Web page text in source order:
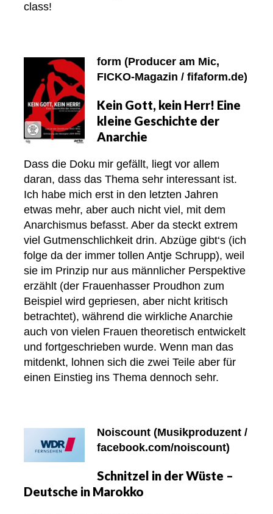
class!
form (Producer am Mic,
FICKO-Magazin / fifaform.de)
Kein Gott, kein Herr! Eine
kleine Geschichte der
Anarchie
Dass die Doku mir gefällt, liegt vor allem
daran, dass das Thema sehr interessant ist.
Ich habe mich erst in den letzten Jahren
etwas mehr, aber auch nicht viel, mit dem
Anarchismus befasst. Aber da steckt extrem
viel Gutmenschlichkeit drin. Abzüge gibt‘s (ich
folge da der immer tollen Antje Schrupp), weil
sie im Prinzip nur aus männlicher Perspektive
erzählt (der Frauenhasser Proudhon zum
Beispiel wird gepriesen, aber nicht kritisch
betrachtet), während die wirkliche Anarchie
auch von vielen Frauen theoretisch entwickelt
und fortgeschrieben wurde. Wenn man das
mitdenkt, lohnen sich die zwei Teile aber für
einen Einstieg ins Thema dennoch sehr.
Noiscount (Musikproduzent /
facebook.com/noiscount)
Schnitzel in der Wüste –
Deutsche in Marokko